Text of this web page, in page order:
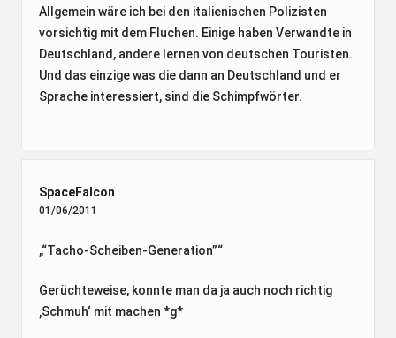
Allgemein wäre ich bei den italienischen Polizisten
vorsichtig mit dem Fluchen. Einige haben Verwandte in
Deutschland, andere lernen von deutschen Touristen.
Und das einzige was die dann an Deutschland und er
Sprache interessiert, sind die Schimpfwörter.
SpaceFalcon
01/06/2011
„“Tacho-Scheiben-Generation”“
Gerüchteweise, konnte man da ja auch noch richtig
‚Schmuh‘ mit machen *g*